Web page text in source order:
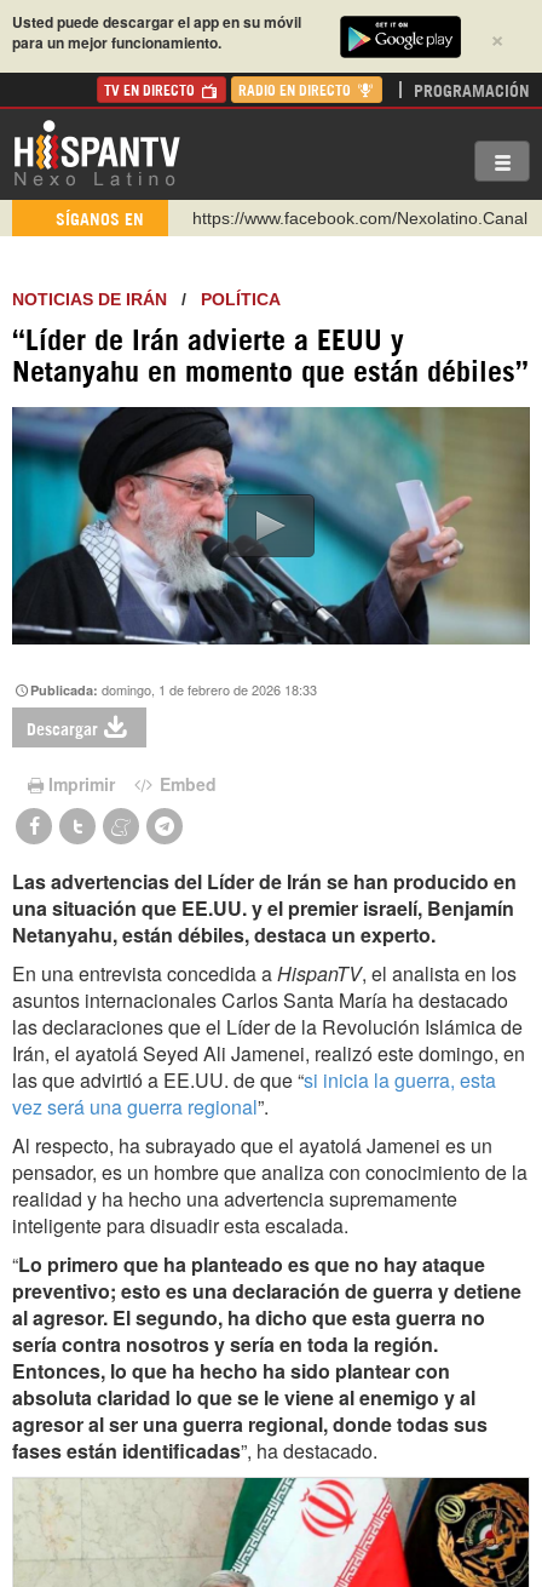
×
Usted puede descargar el app en su móvil
para un mejor funcionamiento.
TV EN DIRECTO RADIO EN DIRECTO PROGRAMACIÓN
SÍGANOS EN
https://www.youtube.com/@nexo_latino
https://t.me/hispantvcanal
https://urmedium.com/c/hispantv
WhatsApp y Viber: +98 921 79 29 404
https://www.facebook.com/Nexolatino.Canal
NOTICIAS DE IRÁN / POLÍTICA
“Líder de Irán advierte a EEUU y
Netanyahu en momento que están débiles”
Publicada:domingo, 1 de febrero de 2026 18:33
Descargar
Imprimir Embed
Las advertencias del Líder de Irán se han producido en
una situación que EE.UU. y el premier israelí, Benjamín
Netanyahu, están débiles, destaca un experto.
En una entrevista concedida aHispanTV, el analista en los
asuntos internacionales Carlos Santa María ha destacado
las declaraciones que el Líder de la Revolución Islámica de
Irán, el ayatolá Seyed Ali Jamenei, realizó este domingo, en
las que advirtió a EE.UU. de que “si inicia la guerra, esta
vez será una guerra regional”.
Al respecto, ha subrayado que el ayatolá Jamenei es un
pensador, es un hombre que analiza con conocimiento de la
realidad y ha hecho una advertencia supremamente
inteligente para disuadir esta escalada.
“Lo primero que ha planteado es que no hay ataque
preventivo; esto es una declaración de guerra y detiene
al agresor. El segundo, ha dicho que esta guerra no
sería contra nosotros y sería en toda la región.
Entonces, lo que ha hecho ha sido plantear con
absoluta claridad lo que se le viene al enemigo y al
agresor al ser una guerra regional, donde todas sus
fases están identificadas”, ha destacado.